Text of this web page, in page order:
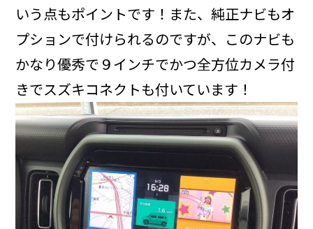
いう点もポイントです！また、純正ナビもオ
プションで付けられるのですが、このナビも
かなり優秀で９インチでかつ全方位カメラ付
きでスズキコネクトも付いています！